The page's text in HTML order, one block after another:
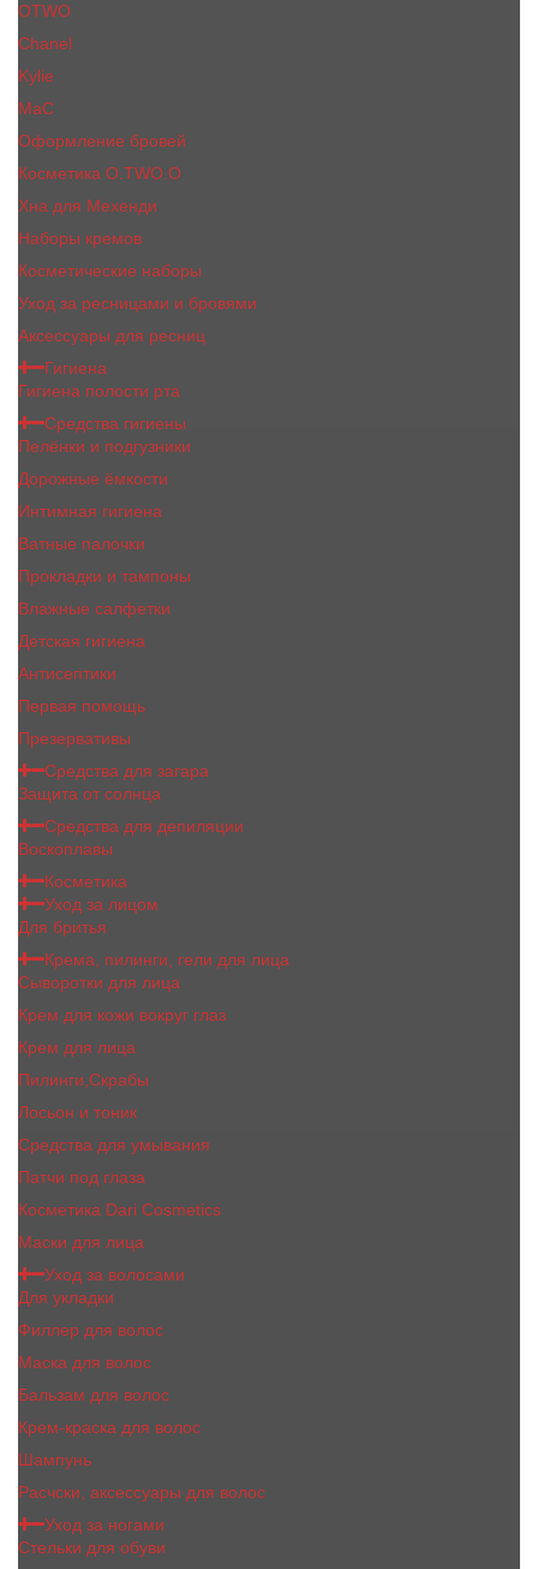
OTWO
Сhanеl
Kylie
MaC
Оформление бровей
Косметика O.TWO.O
Хна для Мехенди
Наборы кремов
Косметические наборы
Уход за ресницами и бровями
Аксессуары для ресниц
Гигиена
Гигиена полости рта
Средства гигиены
Пелёнки и подгузники
Дорожные ёмкости
Интимная гигиена
Ватные палочки
Прокладки и тампоны
Влажные салфетки
Детская гигиена
Антисептики
Первая помощь
Презервативы
Средства для загара
Защита от солнца
Средства для депиляции
Воскоплавы
Косметика
Уход за лицом
Для бритья
Крема, пилинги, гели для лица
Сыворотки для лица
Крем для кожи вокруг глаз
Крем для лица
Пилинги,Скрабы
Лосьон и тоник
Средства для умывания
Патчи под глаза
Косметика Dari Cosmetics
Маски для лица
Уход за волосами
Для укладки
Филлер для волос
Маска для волос
Бальзам для волос
Крем-краска для волос
Шампунь
Расчски, аксессуары для волос
Уход за ногами
Стельки для обуви